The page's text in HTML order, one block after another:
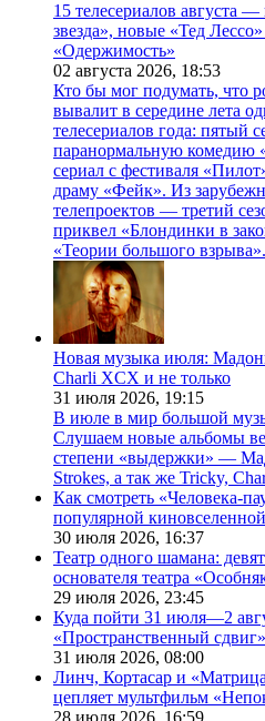
15 телесериалов августа
звезда», новые «Тед
«Одержимость»
02 августа 2026, 18:53
Кто бы мог подумать, что
вывалит в середине лета
телесериалов года: пятый
паранормальную комедию
сериал с фестиваля
драму «Фейк». Из
телепроектов — третий
приквел «Блондинки в
«Теории большого взрыва».
Новая музыка июля:
Charli XCX и не только
31 июля 2026, 19:15
В июле в мир большой
Слушаем новые альбомы
степени «выдержки» —
Strokes, а так же Tricky,
Как смотреть «Человека-
популярной киновселенной
30 июля 2026, 16:37
Театр одного шамана:
основателя театра
29 июля 2026, 23:45
Куда пойти 31 июля—2
«Пространственный
31 июля 2026, 08:00
Линч, Кортасар и
цепляет мультфильм
28 июля 2026, 16:59